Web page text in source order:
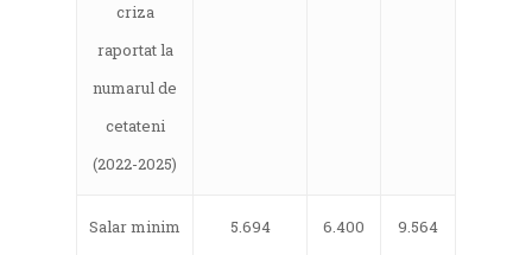
criza
raportat la
numarul de
cetateni
(2022-2025)
Salar minim 5.694 6.400 9.564